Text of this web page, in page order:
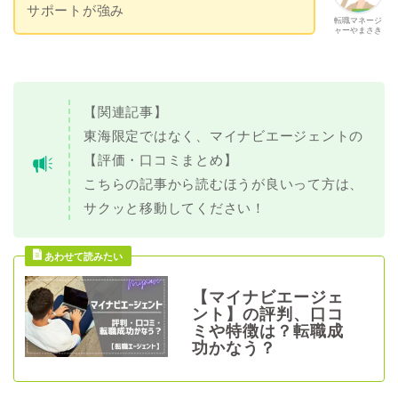
転職マネージ
ャーやまさき
サポートが強み
【関連記事】
東海限定ではなく、マイナビエージェントの
【評価・口コミまとめ】
こちらの記事から読むほうが良いって方は、
サクッと移動してください！
【マイナビエージェ
ント】の評判、口コ
ミや特徴は？転職成
功かなう？